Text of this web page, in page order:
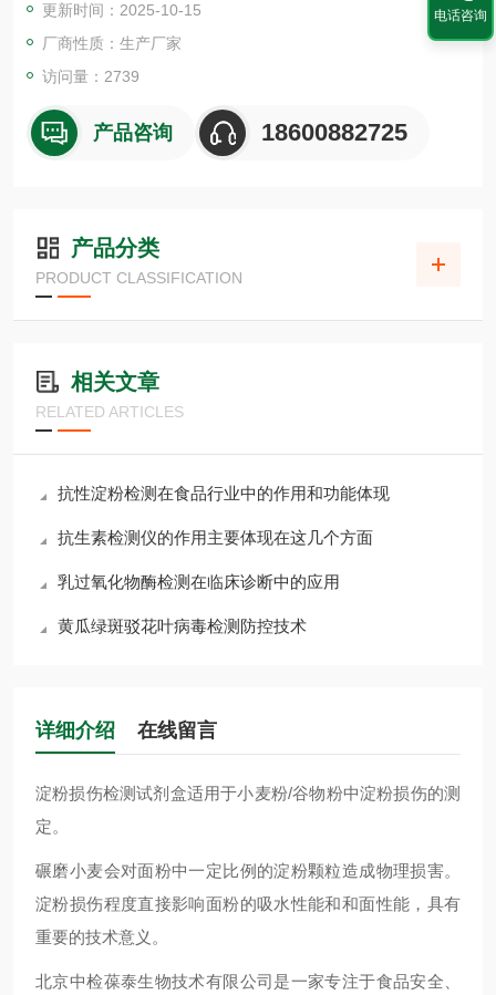
全领域的新技术企业，公司代理了多家国外品牌产品。产品主要
用于食品、农产品、饲料中农药残留、兽药残留、有害微生物及
其他毒素的快速检测。服务对象主要以环境保护、检验检疫、农
更新时间：2025-10-15
厂商性质：生产厂家
访问量：2739
产品咨询 18600882725
产品分类
PRODUCT CLASSIFICATION
相关文章
RELATED ARTICLES
抗性淀粉检测在食品行业中的作用和功能体现
抗生素检测仪的作用主要体现在这几个方面
乳过氧化物酶检测在临床诊断中的应用
黄瓜绿斑驳花叶病毒检测防控技术
详细介绍 在线留言
淀粉损伤检测试剂盒适用于小麦粉/谷物粉中淀粉损伤的测
定。
碾磨小麦会对面粉中一定比例的淀粉颗粒造成物理损害。
淀粉损伤程度直接影响面粉的吸水性能和和面性能，具有
重要的技术意义。
北京中检葆泰生物技术有限公司是一家专注于食品安全、
电话咨询